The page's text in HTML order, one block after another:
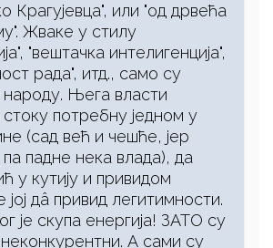
Крагујевца", или "од дрвећа
Жваке у стилу
"вештачка интелигенција",
рада", итд., само су
народу. Њега власти
стоку потребну једном у
(сад већ и чешће, јер
падне нека влада), да
у кутију и привидом
јој дâ привид легитимности.
је скупа енергија! ЗАТО су
А сами су